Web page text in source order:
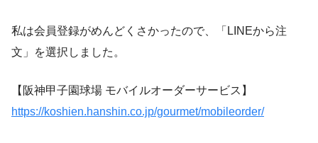
私は会員登録がめんどくさかったので、「LINEから注
文」を選択しました。
【阪神甲子園球場 モバイルオーダーサービス】
https://koshien.hanshin.co.jp/gourmet/mobileorder/